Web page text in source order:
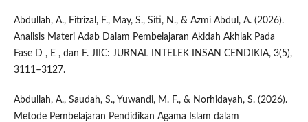
Abdullah, A., Fitrizal, F., May, S., Siti, N., & Azmi Abdul, A. (2026).
Analisis Materi Adab Dalam Pembelajaran Akidah Akhlak Pada
Fase D , E , dan F. JIIC: JURNAL INTELEK INSAN CENDIKIA, 3(5),
3111–3127.
Abdullah, A., Saudah, S., Yuwandi, M. F., & Norhidayah, S. (2026).
Metode Pembelajaran Pendidikan Agama Islam dalam